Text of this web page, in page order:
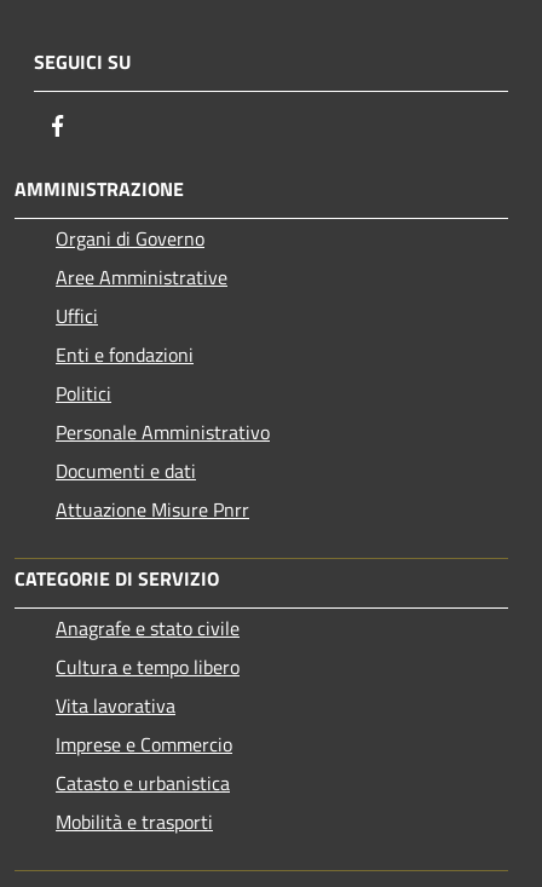
SEGUICI SU
AMMINISTRAZIONE
Organi di Governo
Aree Amministrative
Uffici
Enti e fondazioni
Politici
Personale Amministrativo
Documenti e dati
Attuazione Misure Pnrr
CATEGORIE DI SERVIZIO
Anagrafe e stato civile
Cultura e tempo libero
Vita lavorativa
Imprese e Commercio
Catasto e urbanistica
Mobilità e trasporti